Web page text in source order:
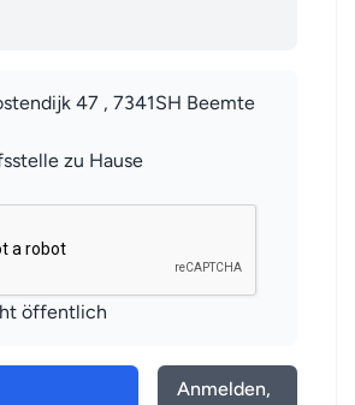
47 , 7341SH Beemte
zu Hause
öffentlich
Anmelden,